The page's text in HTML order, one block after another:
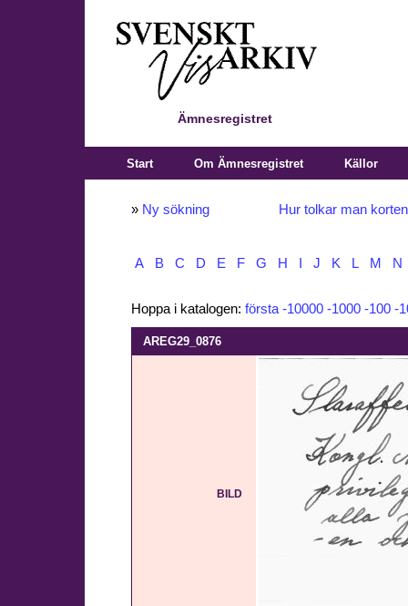
Ämnesregistret
Start Om Ämnesregistret Källor
» Ny sökning Hur tolkar man
A B C D E F G H J K L M N
Hoppa i katalogen: första -10000 -1000 -100 -
AREG29_0876
BILD